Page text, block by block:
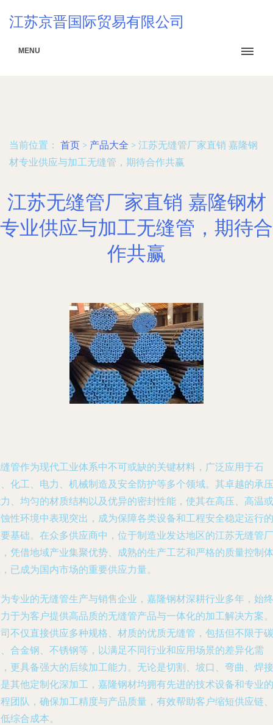
江苏京晋国际贸易有限公司
MENU
当前位置： 首页 > 产品大全 > 江苏无缝管厂家直销 嘉隆钢
材专业供应与加工无缝管，期待合作共赢
江苏无缝管厂家直销 嘉隆钢材
专业供应与加工无缝管，期待合
作共赢
管作为现代工业体系中不可或缺的关键材料，广泛应用于石
化工、电力、机械制造及安全防护等多个领域。其卓越的承压
、均匀的材质结构以及优异的密封性能，使其在高压、高温或
性环境中表现突出，成为保障各类设备和工程安全稳定运行的
基础。在众多供应商中，位于制造业发达地区的江苏无缝管厂
凭借地域产业集聚优势、成熟的生产工艺和严格的质量控制体
已成为国内市场的重要供应力量。
专业的无缝管生产与销售企业，嘉隆钢材深耕行业多年，始终
于为客户提供高品质的无缝管产品与一体化的加工解决方案。
不仅直接供应多种规格、材质的优质无缝管，包括但不限于碳
合金钢、不锈钢等，以满足不同行业和应用场景的差异化需
更具备强大的后续加工能力。无论是切割、坡口、弯曲、焊接
其他定制化深加工，嘉隆钢材均拥有先进的技术设备和专业的
团队，确保加工精度与产品质量，有效帮助客户缩短供应链、
综合成本。